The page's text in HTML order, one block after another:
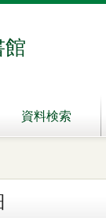
館
資料検索